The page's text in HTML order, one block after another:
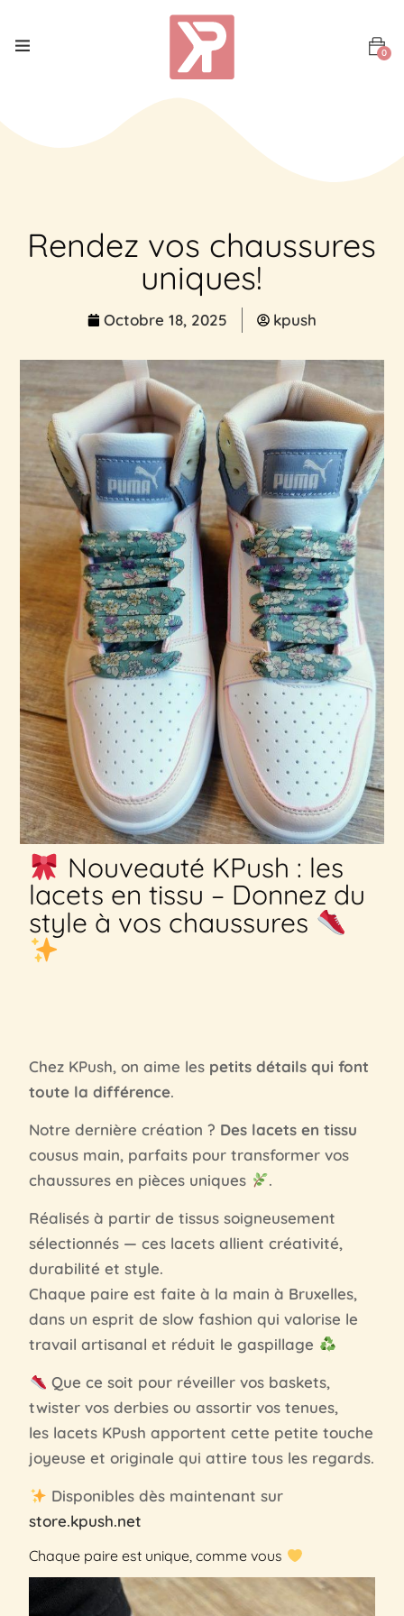
0
Rendez vos chaussures
uniques!
Octobre 18, 2025 kpush
Nouveauté KPush : les
lacets en tissu – Donnez du
style à vos chaussures
Chez KPush, on aime les petits détails qui font
toute la différence.
Notre dernière création ? Des lacets en tissu
cousus main, parfaits pour transformer vos
chaussures en pièces uniques
.
Réalisés à partir de tissus soigneusement
sélectionnés — ces lacets allient créativité,
durabilité et style.
Chaque paire est faite à la main à Bruxelles,
dans un esprit de slow fashion qui valorise le
travail artisanal et réduit le gaspillage
Que ce soit pour réveiller vos baskets,
twister vos derbies ou assortir vos tenues,
les lacets KPush apportent cette petite touche
joyeuse et originale qui attire tous les regards.
Disponibles dès maintenant sur
store.kpush.net
Chaque paire est unique, comme vous